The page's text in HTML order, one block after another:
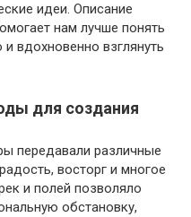
идеи. Описание
нам лучше понять
и вдохновенно взглянуть
для создания
передавали различные
восторг и многое
и полей позволяло
обстановку,